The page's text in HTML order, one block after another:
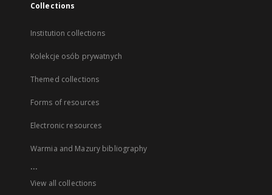
Collections
Institution collections
Kolekcje osób prywatnych
Themed collections
Forms of resources
Electronic resources
Warmia and Mazury bibliography
...
View all collections